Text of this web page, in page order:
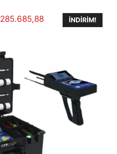
€2.200,00.
285.685,88 İNDIRIM!